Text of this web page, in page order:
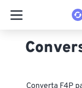
Converta F4P